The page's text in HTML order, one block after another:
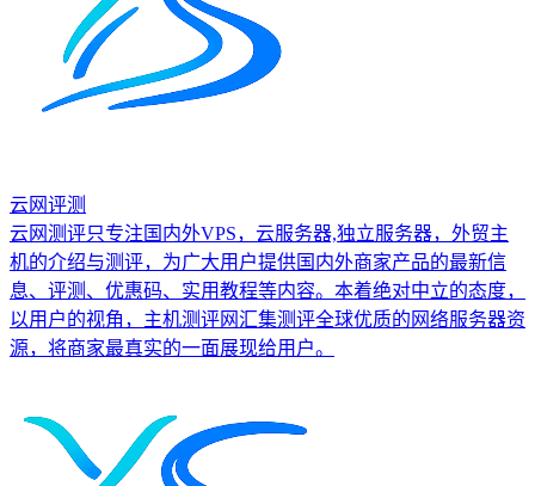
云网评测
云网测评只专注国内外VPS，云服务器,独立服务器，外贸主
机的介绍与测评，为广大用户提供国内外商家产品的最新信
息、评测、优惠码、实用教程等内容。本着绝对中立的态度，
以用户的视角，主机测评网汇集测评全球优质的网络服务器资
源，将商家最真实的一面展现给用户。